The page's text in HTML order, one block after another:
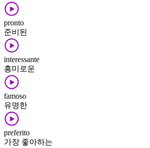
pronto
준비된
interessante
흥미로운
famoso
유명한
preferito
가장 좋아하는